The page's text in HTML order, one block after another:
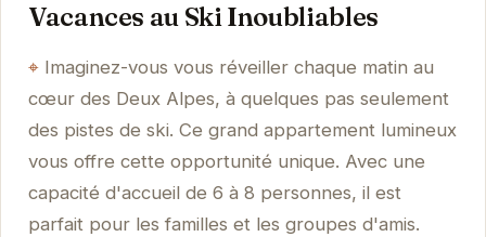
Vacances au Ski Inoubliables
Imaginez-vous vous réveiller chaque matin au
cœur des Deux Alpes, à quelques pas seulement
des pistes de ski. Ce grand appartement lumineux
vous offre cette opportunité unique. Avec une
capacité d'accueil de 6 à 8 personnes, il est
parfait pour les familles et les groupes d'amis.